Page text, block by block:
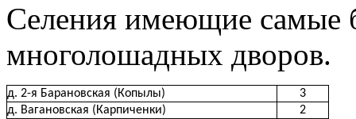
Селения имеющие самые
многолошадных дворов.
д. 2-я Барановская (Копылы)
3
д. Вагановская (Карпиченки)
2